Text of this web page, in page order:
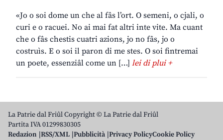
«Jo o soi dome un che al fâs l’ort. O semeni, o cjali, o
curi e o racuei. No ai mai fat altri inte vite. Ma cuant
che o fâs chestis cuatri azions, jo no fâs, jo o
costruìs. E o soi il paron di me stes. O soi fintremai
un poete, essenziâl come un […] lei di plui +
La Patrie dal Friûl Copyright © La Patrie dal Friûl
Partita IVA 01299830305
Redazion RSS/XML Pubblicità Privacy PolicyCookie Policy